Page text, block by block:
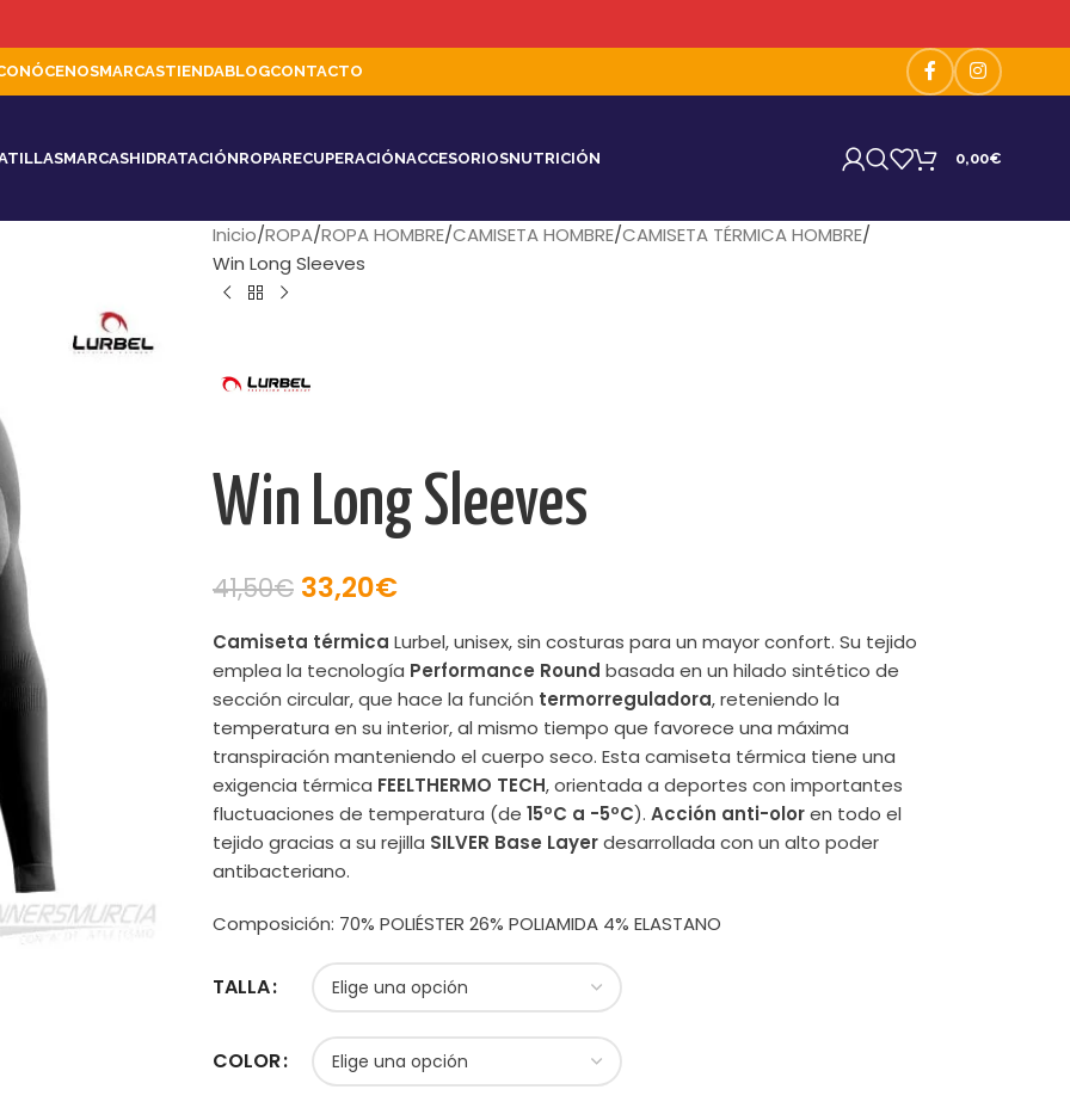
MARCASTIENDABLOGCONTACTO
MARCASHIDRATACIÓNROPARECUPERACIÓNACCESORIOSNUTRICIÓN 0,00€
Inicio ROPA ROPA HOMBRE CAMISETA HOMBRE CAMISETA TÉRMICA HOMBRE
Win Long Sleeves
Win Long Sleeves
41,50€ 33,20€
Camiseta térmica Lurbel, unisex, sin costuras para un mayor confort. Su tejido
emplea la tecnología Performance Round basada en un hilado sintético de
sección circular, que hace la función termorreguladora, reteniendo la
temperatura en su interior, al mismo tiempo que favorece una máxima
transpiración manteniendo el cuerpo seco. Esta camiseta térmica tiene una
exigencia térmica FEELTHERMO TECH, orientada a deportes con importantes
fluctuaciones de temperatura (de 15ºC a -5ºC). Acción anti-oloren todo el
tejido gracias a su rejilla SILVER Base Layerdesarrollada con un alto poder
antibacteriano.
Composición: 70% POLIÉSTER 26% POLIAMIDA 4% ELASTANO
TALLA
COLOR